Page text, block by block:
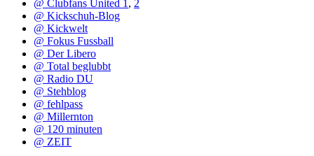
@ Clubfans United 1 , 2
@ Kickschuh-Blog
@ Kickwelt
@ Fokus Fussball
@ Der Libero
@ Total beglubbt
@ Radio DU
@ Stehblog
@ fehlpass
@ Millernton
@ 120 minuten
@ ZEIT